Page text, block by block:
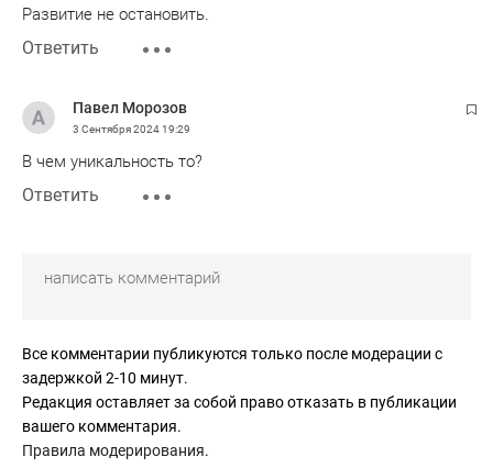
Развитие не остановить.
Ответить
Павел Морозов
3 Сентября 202419:29
В чем уникальность то?
Ответить
Все комментарии публикуются только после модерации с
задержкой 2-10 минут.
Редакция оставляет за собой право отказать в публикации
вашего комментария.
Правила модерирования.